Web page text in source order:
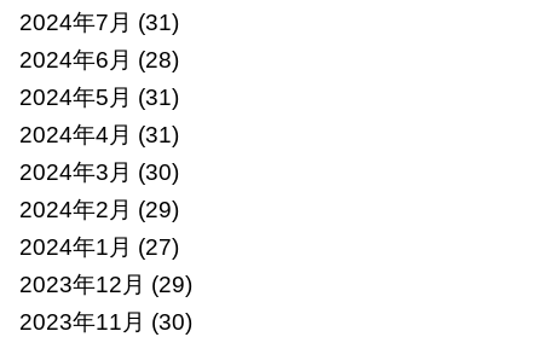
2024年7月 (31)
2024年6月 (28)
2024年5月 (31)
2024年4月 (31)
2024年3月 (30)
2024年2月 (29)
2024年1月 (27)
2023年12月 (29)
2023年11月 (30)